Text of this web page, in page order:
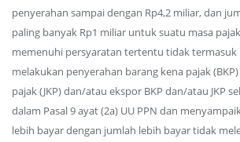
penyerahan sampai dengan Rp4,2 miliar, dan
paling banyak Rp1 miliar untuk suatu masa
memenuhi persyaratan tertentu tidak termasuk
melakukan penyerahan barang kena pajak
pajak (JKP) dan/atau ekspor BKP dan/atau JKP
dalam Pasal 9 ayat (2a) UU PPN dan
lebih bayar dengan jumlah lebih bayar tidak